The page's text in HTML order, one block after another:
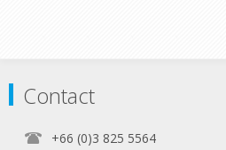
Contact
+66 (0)3 825 5564